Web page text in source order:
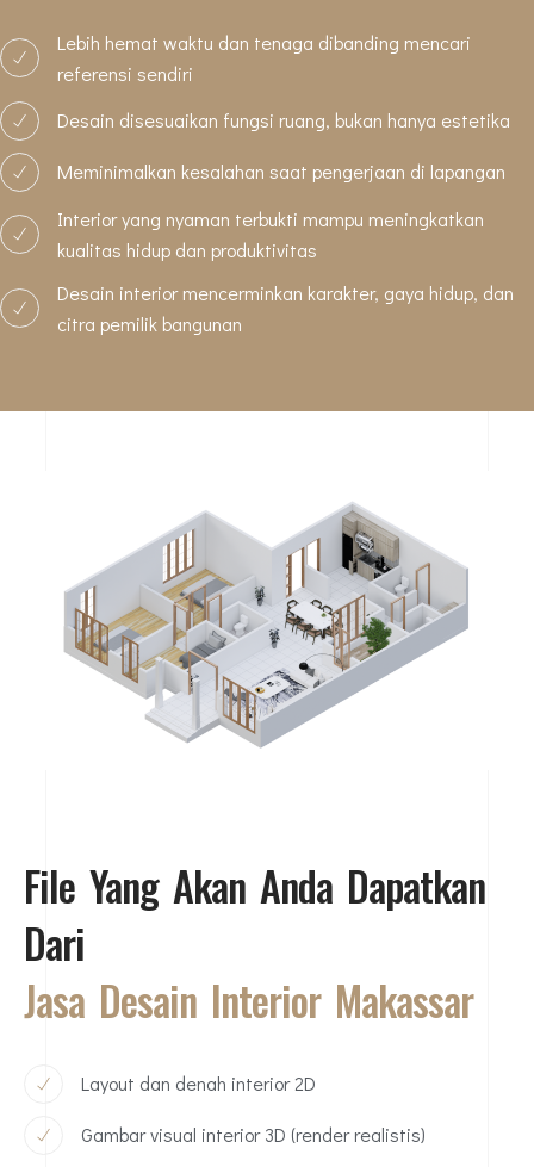
Lebih hemat waktu dan tenaga dibanding mencari
referensi sendiri
Desain disesuaikan fungsi ruang, bukan hanya estetika
Meminimalkan kesalahan saat pengerjaan di lapangan
Interior yang nyaman terbukti mampu meningkatkan
kualitas hidup dan produktivitas
Desain interior mencerminkan karakter, gaya hidup, dan
citra pemilik bangunan
File Yang Akan Anda Dapatkan
Dari
Jasa Desain Interior Makassar
Layout dan denah interior 2D
Gambar visual interior 3D (render realistis)